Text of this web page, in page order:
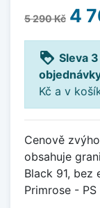
5 290 Kč 4
loyalty Sleva
Kč a v
Cenově
obsahuje
Black 91, bez
Primrose - PS